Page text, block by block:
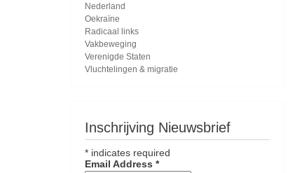
Nederland
Oekraïne
Radicaal links
Vakbeweging
Verenigde Staten
Vluchtelingen & migratie
Inschrijving Nieuwsbrief
* indicates required
Email Address *